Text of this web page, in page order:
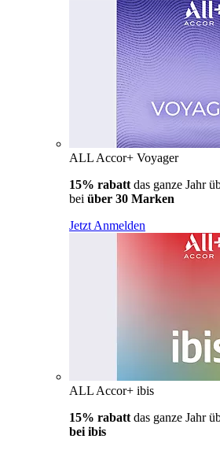
ALL Accor+ Voyager
15% rabatt das ganze Jahr
bei über 30 Marken
Jetzt Anmelden
ALL Accor+ ibis
15% rabatt das ganze Jahr
bei ibis